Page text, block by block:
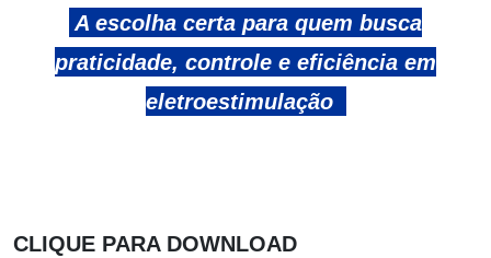
A escolha certa para quem busca
praticidade, controle e eficiência em
eletroestimulação
CLIQUE PARA DOWNLOAD